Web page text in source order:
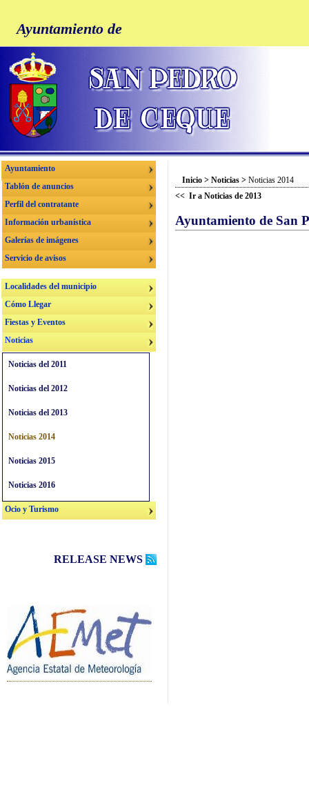
Ayuntamiento de
Ayuntamiento
Tablón de anuncios
Perfil del contratante
Información urbanística
Galerías de imágenes
Servicio de avisos
Localidades del municipio
Cómo Llegar
Fiestas y Eventos
Noticias
Noticias del 2011
Noticias del 2012
Noticias del 2013
Noticias 2014
Noticias 2015
Noticias 2016
Ocio y Turismo
RELEASE NEWS
Inicio >Noticias >Noticias 2014
<< Ir a Noticias de 2013
Ayuntamiento de San